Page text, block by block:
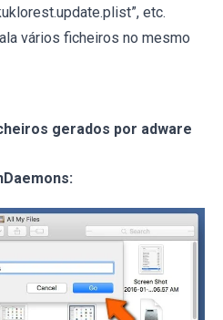
etc.
vários ficheiros no mesmo
gerados por adware